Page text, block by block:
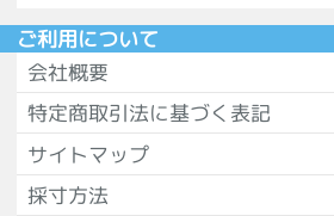
ご利用について
会社概要
特定商取引法に基づく表記
サイトマップ
採寸方法